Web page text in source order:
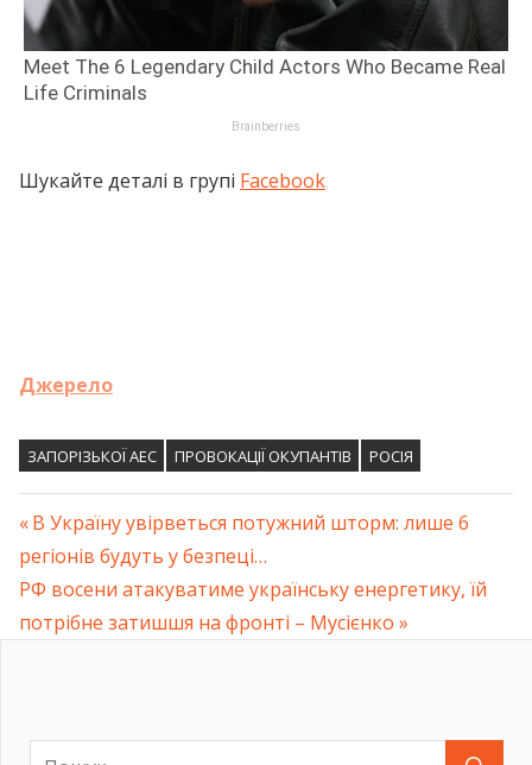
Шукайте деталі в групі Facebook
Джерело
ЗАПОРІЗЬКОЇ АЕС ПРОВОКАЦІЇ ОКУПАНТІВ РОСІЯ
Навігація
записів
Previous
Post:
В Україну увірветься потужний шторм: лише 6
регіонів будуть у безпеці…
Next
Post:
РФ восени атакуватиме українську енергетику, їй
потрібне затишшя на фронті – Мусієнко